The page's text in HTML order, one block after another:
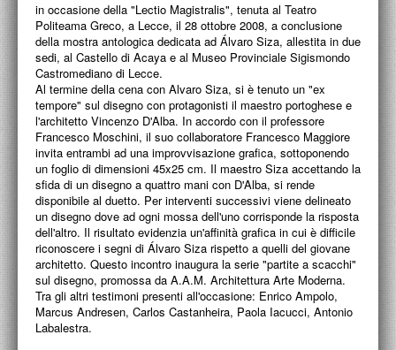
PROGETTI D'OPERA
PROGETTI CULTURALI
PROGETTO T.E.S.I.
in occasione della "Lectio Magistralis", tenuta al Teatro
Politeama Greco, a Lecce, il 28 ottobre 2008, a conclusione
della mostra antologica dedicata ad Álvaro Siza, allestita in due
sedi, al Castello di Acaya e al Museo Provinciale Sigismondo
Castromediano di Lecce.
Al termine della cena con Alvaro Siza, si è tenuto un "ex
tempore" sul disegno con protagonisti il maestro portoghese e
l'architetto Vincenzo D'Alba. In accordo con il professore
Francesco Moschini, il suo collaboratore Francesco Maggiore
invita entrambi ad una improvvisazione grafica, sottoponendo
un foglio di dimensioni 45x25 cm. Il maestro Siza accettando la
sfida di un disegno a quattro mani con D'Alba, si rende
disponibile al duetto. Per interventi successivi viene delineato
un disegno dove ad ogni mossa dell'uno corrisponde la risposta
dell'altro. Il risultato evidenzia un'affinità grafica in cui è difficile
riconoscere i segni di Álvaro Siza rispetto a quelli del giovane
architetto. Questo incontro inaugura la serie "partite a scacchi"
sul disegno, promossa da A.A.M. Architettura Arte Moderna.
Tra gli altri testimoni presenti all'occasione: Enrico Ampolo,
Marcus Andresen, Carlos Castanheira, Paola Iacucci, Antonio
Labalestra.